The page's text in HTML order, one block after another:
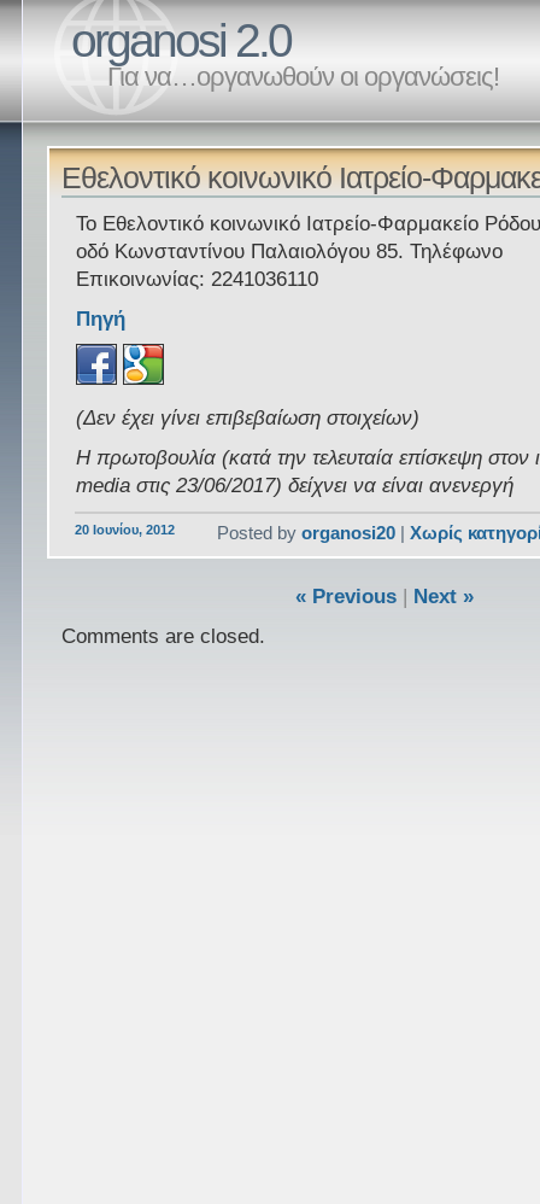
organosi 2.0
Για να…οργανωθούν οι οργανώσεις!
Εθελοντικό κοινωνικό Ιατρείο-
Το Εθελοντικό κοινωνικό Ιατρείο-Φαρμακείο
οδό Κωνσταντίνου Παλαιολόγου 85. Τηλέφωνο
Επικοινωνίας: 2241036110
Πηγή
(Δεν έχει γίνει επιβεβαίωση στοιχείων)
Η πρωτοβουλία (κατά την τελευταία επίσκεψη
media στις 23/06/2017) δείχνει να είναι ανενεργή
20 Ιουνίου, 2012 Posted byorganosi20 |Χωρίς
« Previous|
Next »
Comments are closed.